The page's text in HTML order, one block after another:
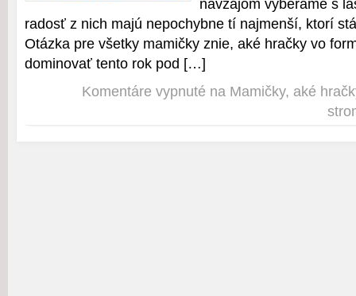
navzájom vyberáme s
radosť z nich majú nepochybne tí najmenší, ktorí
Otázka pre všetky mamičky znie, aké hračky vo
dominovať tento rok pod […]
Komentáre vypnuté na Mamičky, aké